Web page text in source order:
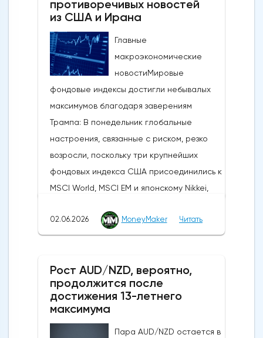
противоречивых новостей
из США и Ирана
Главные
макроэкономические
новостиМировые
фондовые индексы достигли небывалых
максимумов благодаря заверениям
Трампа: В понедельник глобальные
настроения, связанные с риском, резко
возросли, поскольку три крупнейших
фондовых индекса США присоединились к
MSCI World, MSCI EM и японскому Nikkei,
Широкое продвижение вперед
последовало за заявлениями президента
то, что, несмотря на новые военные
обмены в выходные, Вашингтон и Тегеран
по-прежнему ведут активные
дискуссии.Производственная активность в
02.06.2026 MoneyMaker Читать
Рост AUD/NZD, вероятно,
продолжится после
достижения 13-летнего
максимума
Пара AUD/NZD остается в